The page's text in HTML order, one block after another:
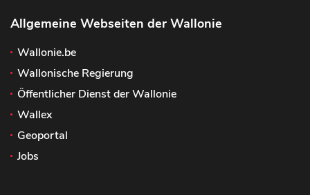
Allgemeine Webseiten der Wallonie
Wallonie.be
Wallonische Regierung
Öffentlicher Dienst der Wallonie
Wallex
Geoportal
Jobs